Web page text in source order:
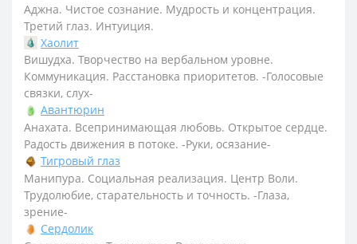
Аджна. Чистое сознание. Мудрость и концентрация.
Третий глаз. Интуиция.
Хаолит
Вишудха. Творчество на вербальном уровне.
Коммуникация. Расстановка приоритетов. -Голосовые
связки, слух-
Авантюрин
Анахата. Всепринимающая любовь. Открытое сердце.
Радость движения в потоке. -Руки, осязание-
Тигровый глаз
Манипура. Социальная реализация. Центр Воли.
Трудолюбие, старательность и точность. -Глаза,
зрение-
Сердолик